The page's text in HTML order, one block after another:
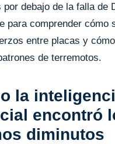
por debajo de la falla de
para comprender cómo
entre placas y
de terremotos.
la
encontró
diminutos